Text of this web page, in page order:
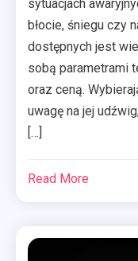
sytuacjach
błocie, śniegu czy
dostępnych jest
sobą parametrami
oraz ceną.
uwagę na jej
[…]
Read More